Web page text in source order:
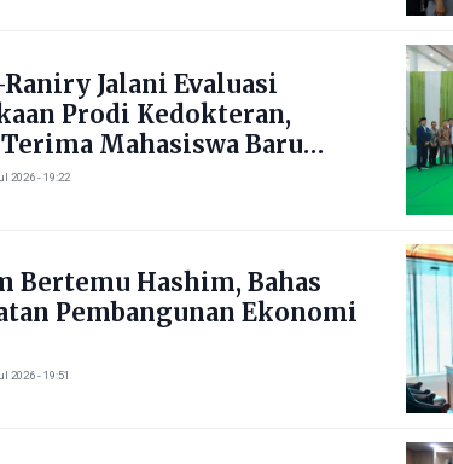
Jalani Evaluasi
Prodi Kedokteran,
Mahasiswa Baru
2026 - 19:22
Bertemu Hashim, Bahas
Pembangunan Ekonomi
2026 - 19:51